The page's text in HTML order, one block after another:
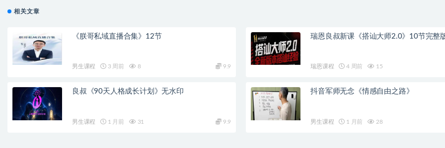
相关文章
《朕哥私域直播合集》12节
男生课程 3 周前 8 9.9
瑞恩良叔新课《搭讪大师2.0》10节完整
瑞恩课程 4 周前 15
良叔《90天人格成长计划》无水印
男生课程 1 月前 31 9.9
抖音军师无念《情感自由之路》
男生课程 1 月前 28